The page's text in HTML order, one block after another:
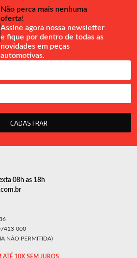
Não perca mais nenhuma
oferta!
Assine agora nossa newsletter
e fique por dentro de todas as
novidades em peças
automotivas.
CADASTRAR
08h as 18h
000
NÃO PERMITIDA)
ATÉ 10X SEM JUROS